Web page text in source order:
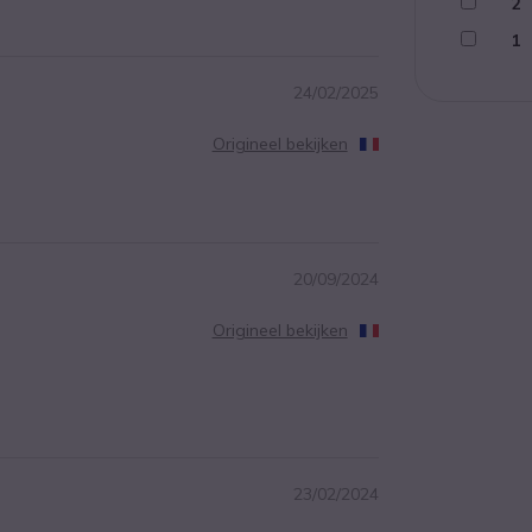
24/02/2025
Origineel bekijken
20/09/2024
Origineel bekijken
23/02/2024
1